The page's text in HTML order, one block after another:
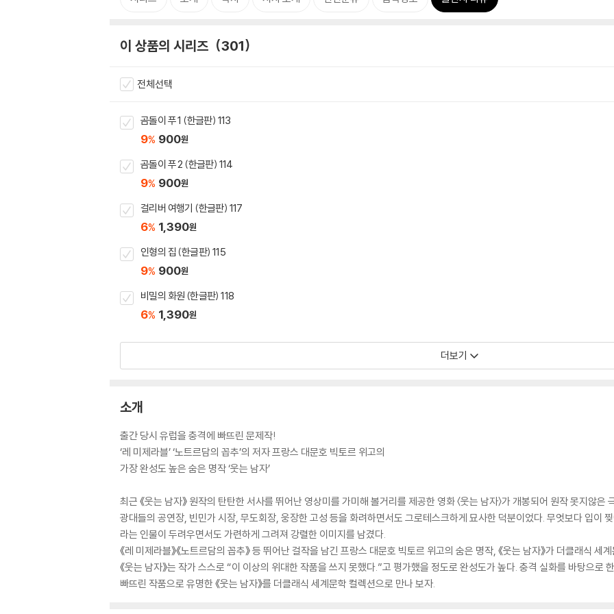
이 상품의 시리즈 301
전체선택
곰돌이 푸 1 (한글판) 113
9% 900원
곰돌이 푸 2 (한글판) 114
9% 900원
걸리버 여행기 (한글판) 117
6% 1,390원
인형의 집 (한글판) 115
9% 900원
비밀의 화원 (한글판) 118
6% 1,390원
더보기
소개
출간 당시 유럽을 충격에 빠뜨린 문제작!
‘레 미제라블’ ‘노트르담의 꼽추’의 저자 프랑스 대문호 빅토르 위고의
가장 완성도 높은 숨은 명작 ‘웃는 남자’
최근 《웃는 남자》 원작의 탄탄한 서사를 뛰어난 영상미를 가미해 볼거리를 제공한 영화 〈웃는 남자〉가 개봉되어 원작 못지않
광대들의 공연장, 빈민가 시장, 무도회장, 웅장한 고성 등을 화려하면서도 그로테스크하게 묘사한 덕분이었다. 무엇보다 입이
라는 인물이 두려우면서도 가련하게 그려져 강렬한 이미지를 남겼다.
《레 미제라블》《노트르담의 꼽추》 등 뛰어난 걸작을 남긴 프랑스 대문호 빅토르 위고의 숨은 명작, 《웃는 남자》가 더클래식
《웃는 남자》는 작가 스스로 “이 이상의 위대한 작품을 쓰지 못했다.”고 평가했을 정도로 완성도가 높다. 충격 실화를 바탕으로
빠뜨린 작품으로 유명한 《웃는 남자》를 더클래식 세계문학 컬렉션으로 만나 보자.